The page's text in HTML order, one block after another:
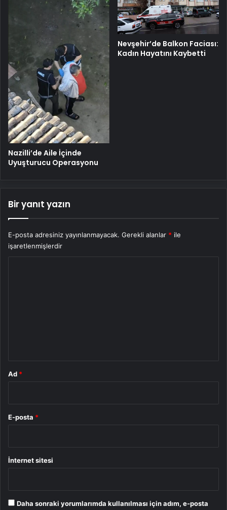
Nazilli’de Aile İçinde
Uyuşturucu Operasyonu
Nevşehir’de Balkon Faciası:
Kadın Hayatını Kaybetti
Bir yanıt yazın
E-posta adresiniz yayınlanmayacak. Gerekli alanlar * ile
işaretlenmişlerdir
Ad *
E-posta *
İnternet sitesi
Daha sonraki yorumlarımda kullanılması için adım, e-posta